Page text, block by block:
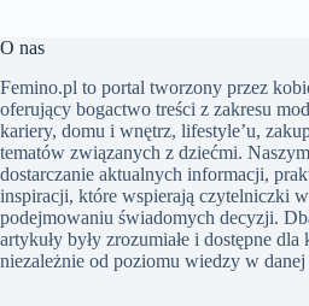
O nas
Femino.pl to portal tworzony przez
oferujący bogactwo treści z zakresu
kariery, domu i wnętrz, lifestyle’u,
tematów związanych z dziećmi.
dostarczanie aktualnych informacji,
inspiracji, które wspierają czytelniczki
podejmowaniu świadomych decyzji.
artykuły były zrozumiałe i dostępne dla
niezależnie od poziomu wiedzy w